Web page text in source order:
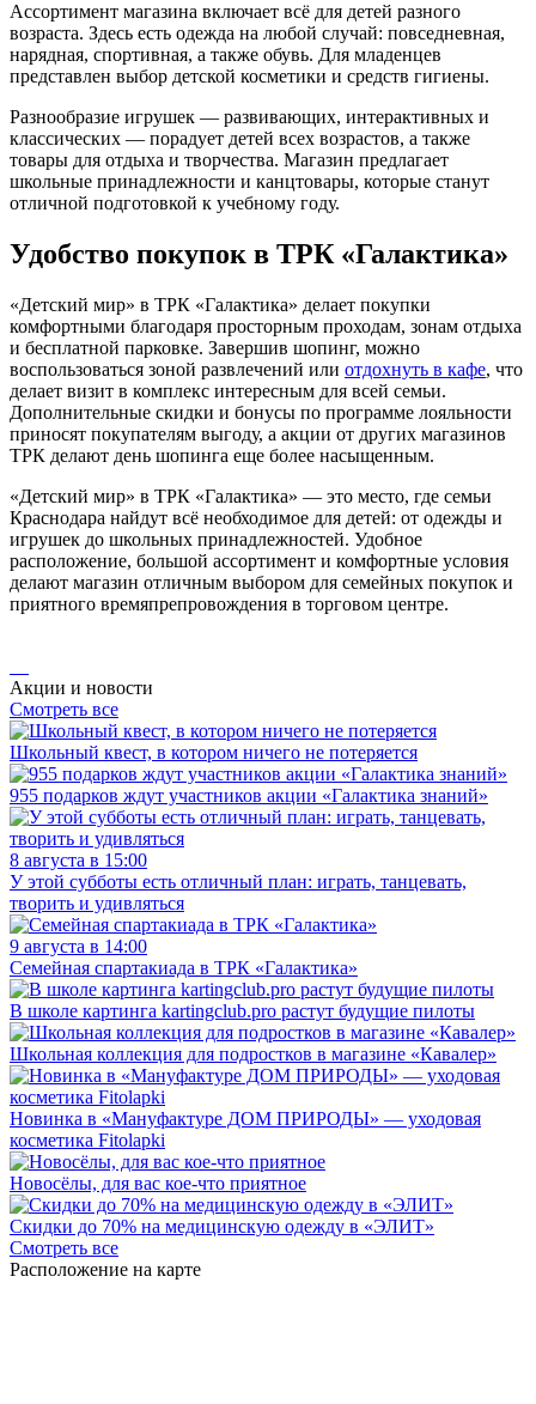
Ассортимент магазина включает всё для детей разного
возраста. Здесь есть одежда на любой случай: повседневная,
нарядная, спортивная, а также обувь. Для младенцев
представлен выбор детской косметики и средств гигиены.
Разнообразие игрушек — развивающих, интерактивных и
классических — порадует детей всех возрастов, а также
товары для отдыха и творчества. Магазин предлагает
школьные принадлежности и канцтовары, которые станут
отличной подготовкой к учебному году.
Удобство покупок в ТРК «Галактика»
«Детский мир» в ТРК «Галактика» делает покупки
комфортными благодаря просторным проходам, зонам отдыха
и бесплатной парковке. Завершив шопинг, можно
воспользоваться зоной развлечений или отдохнуть в кафе, что
делает визит в комплекс интересным для всей семьи.
Дополнительные скидки и бонусы по программе лояльности
приносят покупателям выгоду, а акции от других магазинов
ТРК делают день шопинга еще более насыщенным.
«Детский мир» в ТРК «Галактика» — это место, где семьи
Краснодара найдут всё необходимое для детей: от одежды и
игрушек до школьных принадлежностей. Удобное
расположение, большой ассортимент и комфортные условия
делают магазин отличным выбором для семейных покупок и
приятного времяпрепровождения в торговом центре.
Акции и новости
Смотреть все
Школьный квест, в котором ничего не потеряется
955 подарков ждут участников акции «Галактика знаний»
8 августа в 15:00
У этой субботы есть отличный план: играть, танцевать,
творить и удивляться
9 августа в 14:00
Семейная спартакиада в ТРК «Галактика»
В школе картинга kartingclub.pro растут будущие пилоты
Школьная коллекция для подростков в магазине «Кавалер»
Новинка в «Мануфактуре ДОМ ПРИРОДЫ» — уходовая
косметика Fitolapki
Новосёлы, для вас кое-что приятное
Скидки до 70% на медицинскую одежду в «ЭЛИТ»
Смотреть все
Расположение на карте